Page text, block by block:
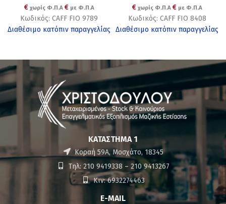
€ χωρίς Φ.Π.Α € με Φ.Π.Α
Κωδικός: CAFF FIO 9789
Διαθέσιμο κατόπιν παραγγελίας
€ χωρίς Φ.Π.Α € με Φ.Π.Α
Κωδικός: CAFF FIO 8408
Διαθέσιμο κατόπιν παραγγελίας
ΚΑΤΆΣΤΗΜΑ 1
Κοραή 59Α, Μοσχάτο, 18345
Τηλ: 210 9419338 – 210 9413267
Κιν: 6932274463
E-MAIL